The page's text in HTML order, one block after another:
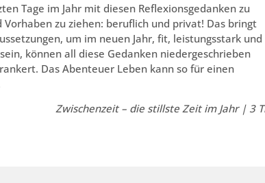
Tage im Jahr mit diesen Reflexionsgedanken zu
zu ziehen: beruflich und privat! Das bringt
um im neuen Jahr, fit, leistungsstark und
können all diese Gedanken niedergeschrieben
Das Abenteuer Leben kann so für einen
Zwischenzeit – die stillste Zeit im Jahr | 3